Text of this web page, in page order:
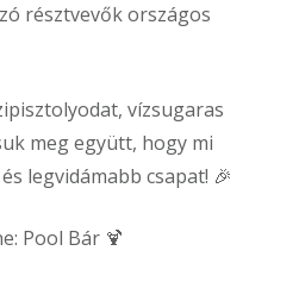
résztvevők országos
vízsugaras
meg együtt, hogy mi
legvidámabb csapat! 🎉
Pool Bár 🍹